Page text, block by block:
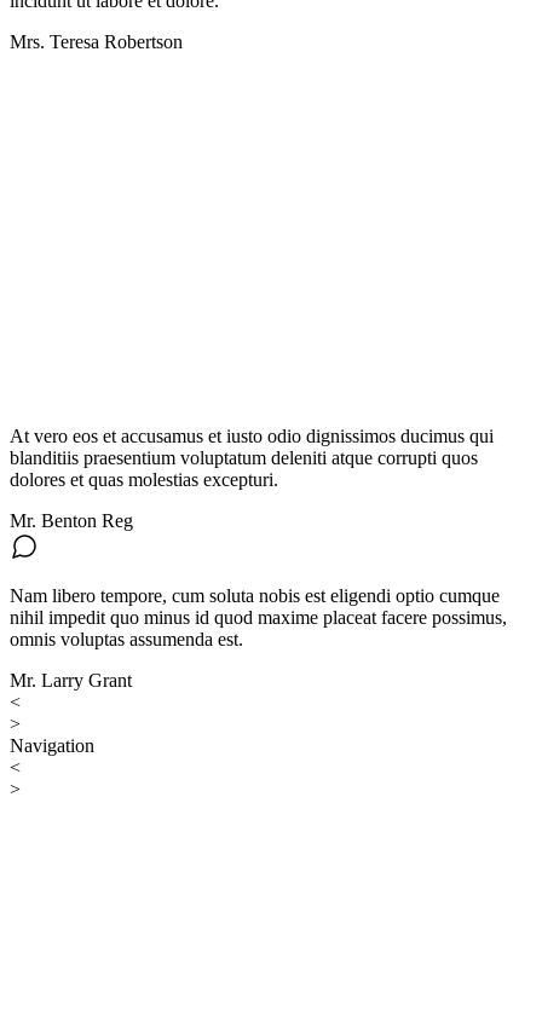
Mrs. Teresa Robertson
At vero eos et accusamus et iusto odio dignissimos ducimus qui
blanditiis praesentium voluptatum deleniti atque corrupti quos
dolores et quas molestias excepturi.
Mr. Benton Reg
Nam libero tempore, cum soluta nobis est eligendi optio cumque
nihil impedit quo minus id quod maxime placeat facere possimus,
omnis voluptas assumenda est.
Mr. Larry Grant
<
>
Navigation
<
>